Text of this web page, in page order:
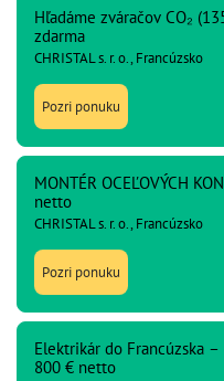
Hľadáme zváračov CO₂
zdarma
CHRISTAL s. r. o., Francúzsko
Pozri ponuku
MONTÉR OCEĽOVÝCH
netto
CHRISTAL s. r. o., Francúzsko
Pozri ponuku
Elektrikár do Francúzska
800 € netto